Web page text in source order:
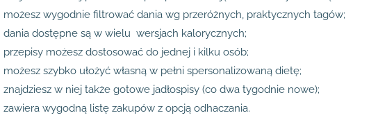
możesz wygodnie filtrować dania wg przeróżnych, praktycznych tagów;
dania dostępne są w wielu wersjach kalorycznych;
przepisy możesz dostosować do jednej i kilku osób;
możesz szybko ułożyć własną w pełni spersonalizowaną dietę;
znajdziesz w niej także gotowe jadłospisy (co dwa tygodnie nowe);
zawiera wygodną listę zakupów z opcją odhaczania.